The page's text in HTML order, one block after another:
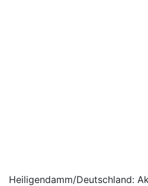
Heiligendamm/Deutschland: